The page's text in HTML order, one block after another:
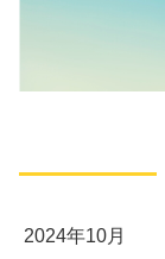
2024年10月